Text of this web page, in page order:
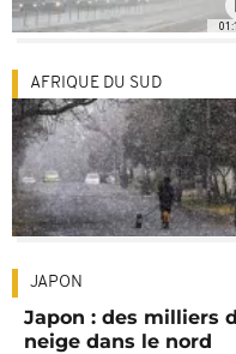
AFRIQUE DU SUD
JAPON
Japon : des milliers
neige dans le nord